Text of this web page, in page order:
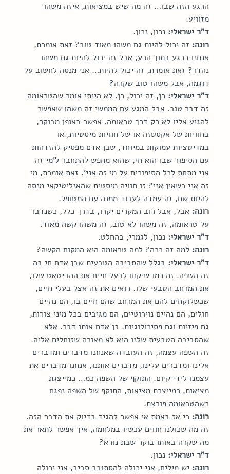
הרגע הזה שבו… זה מה שיש במציאות, איזה משהו
מזוויע.
ד"ר ישראלי: נכון, נכון.
רונה: זה יכול להיות גם משהו מאוד טוב? זאת אומרת,
אנחנו כרגע בתוך הרע, אבל זה יכול להיות גם משהו
נהדר? זאת אומרת, זה יכול להיות… אני מנסה לחשוב על
דוגמה, אבל משהו טוב שקרה?
ד"ר ישראלי: כן, זה יכול, כן. לא הייתי אומר שהטראומה
זה דבר טוב. אבל המגע עם הממשי זה משהו שאפשר
להגיע אליו לא רק דרך טראומה. אפשר באופן מבוקר,
בחוויות של אקסטזה או של חוויות מיסטיות, או
במדיטציות עמוקות במיוחד, שבן אדם מפסיק להזדהות
עם הסיפור שבו הוא חי, שהוא מחפש להתחבר ל'מי זה
אני מתחת לכל הסיפורים על מי זה אני'. זאת אומרת, מי
זה אני כשאין אני? זו חוויה מיסטית שהאנליטיקאי מנסה
להיות שם, זה עמדה לעבוד ממנה עם המטופל.
רונה: אבל, אבל רוב המקרים יקרו, בדרך כלל, כשנדבר
על טראומה, זה משהו לא טוב, זה משהו קשה מאוד.
ד"ר ישראלי: נכון, לגמרי, בהחלט.
רונה: למה זה ככה? למה טראומה היא המקום הקשה?
ד"ר ישראלי: בגלל שהסביבה הטבעית שבן אדם חי בה
זה השפה. זה כמו שיקחו לבעל חיים את ההביטאט שלו,
את המרחב הטבעי שלו. רואים את זה אצל בעלי חיים,
שכשלוקחים להם את המרחב שהם חיים בו, הם נהיים
חולים, הם נהיים נוירוטיים, הם מגיבים בכל מיני צורות,
גם פיזיות וגם פסיכולוגיות. בן אדם אותו דבר. אלא
שהסביבה הטבעית שלנו היא לא מאורה שזוחלים אליה.
זה השפה עצמה, זה העובדה שאנחנו מדברים ומדברים
אלינו ומדברים עלינו, מדברים אותנו, אנחנו מדברים את
עצמנו לידי קיום. התוקף של השפה כמ… כמייצגת
מציאות, כמייצרת מציאות, התוקף של השפה נפגם
כשהטראומה פורצת.
רונה: כי אז באמת אי אפשר להגיד בדיוק את הדבר הזה.
זה מה שכולנו חווים עכשיו במלחמה, איך אפשר לתאר את
מה שקרה באותו בוקר שבת נורא?
ד"ר ישראלי: נכון.
רונה: יש מילים, אני יכולה להסתובב סביב, אני יכולה